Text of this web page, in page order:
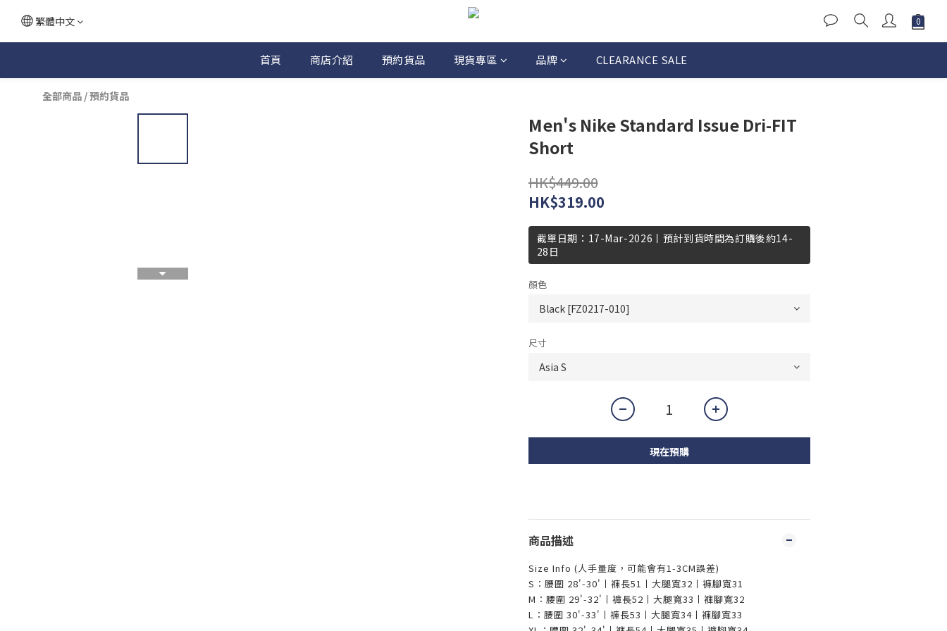
繁體中文
首頁 商店介紹 預約貨品 現貨專區 品牌 CLEARANCE SALE
全部商品 /預約貨品
Men's Nike Standard Issue Dri-FIT
Short
HK$449.00
HK$319.00
截單日期：17-Mar-2026丨預計到貨時間為訂購後約14-
28日
顏色
尺寸
現在預購
商品描述
Size Info (人手量度，可能會有1-3CM誤差)
S：腰圍 28'-30'丨褲長51丨大腿寬32丨褲腳寬31
M：腰圍 29'-32'丨褲長52丨大腿寬33丨褲腳寬32
L：腰圍 30'-33'丨褲長53丨大腿寬34丨褲腳寬33